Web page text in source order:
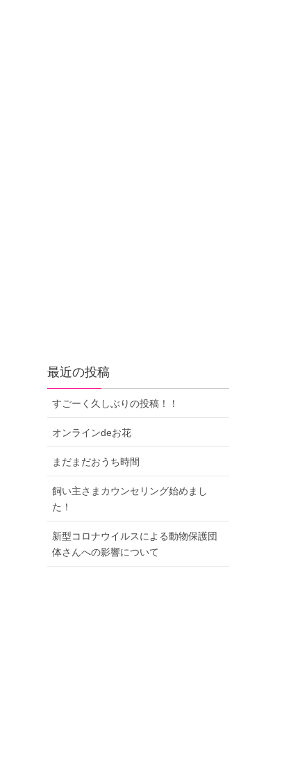
最近の投稿
すごーく久しぶりの投稿！！
オンラインdeお花
まだまだおうち時間
飼い主さまカウンセリング始めまし
た！
新型コロナウイルスによる動物保護団
体さんへの影響について